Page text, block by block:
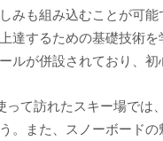
みも組み込むことが可
達するための基礎技術
ルが併設されており、
って訪れたスキー場で
。また、スノーボード